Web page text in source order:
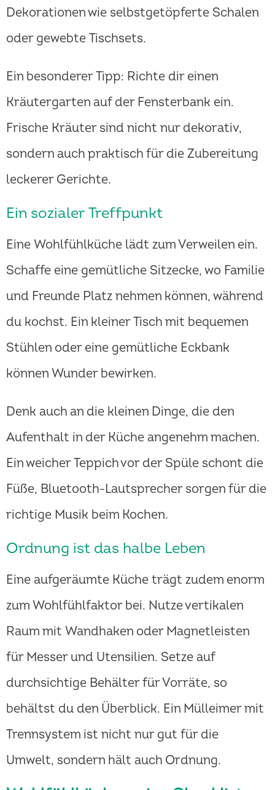
Dekorationen wie selbstgetöpferte Schalen
oder gewebte Tischsets.
Ein besonderer Tipp: Richte dir einen
Kräutergarten auf der Fensterbank ein.
Frische Kräuter sind nicht nur dekorativ,
sondern auch praktisch für die Zubereitung
leckerer Gerichte.
Ein sozialer Treffpunkt
Eine Wohlfühlküche lädt zum Verweilen ein.
Schaffe eine gemütliche Sitzecke, wo Familie
und Freunde Platz nehmen können, während
du kochst. Ein kleiner Tisch mit bequemen
Stühlen oder eine gemütliche Eckbank
können Wunder bewirken.
Denk auch an die kleinen Dinge, die den
Aufenthalt in der Küche angenehm machen.
Ein weicher Teppich vor der Spüle schont die
Füße, Bluetooth-Lautsprecher sorgen für die
richtige Musik beim Kochen.
Ordnung ist das halbe Leben
Eine aufgeräumte Küche trägt zudem enorm
zum Wohlfühlfaktor bei. Nutze vertikalen
Raum mit Wandhaken oder Magnetleisten
für Messer und Utensilien. Setze auf
durchsichtige Behälter für Vorräte, so
behältst du den Überblick. Ein Mülleimer mit
Trennsystem ist nicht nur gut für die
Umwelt, sondern hält auch Ordnung.